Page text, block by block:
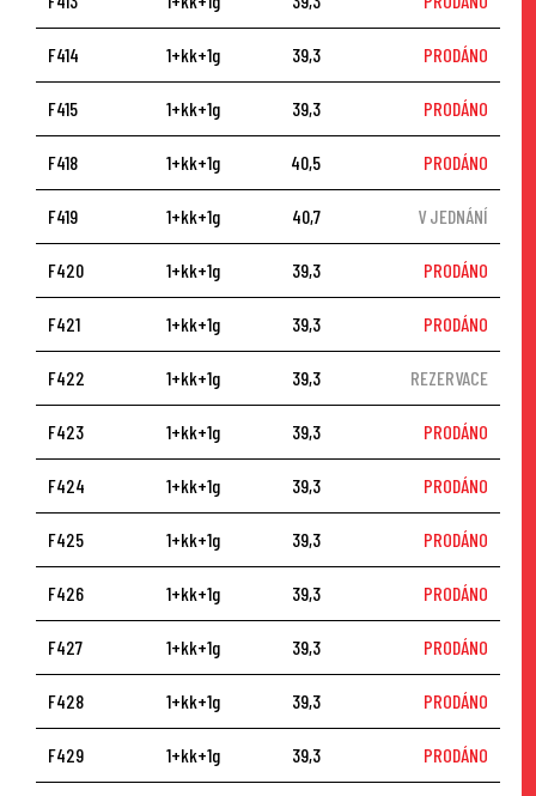
F414 1+kk+1g 39,3 PRODÁNO
F415 1+kk+1g 39,3 PRODÁNO
F418 1+kk+1g 40,5 PRODÁNO
F419 1+kk+1g 40,7 V JEDNÁNÍ
F420 1+kk+1g 39,3 PRODÁNO
F421 1+kk+1g 39,3 PRODÁNO
F422 1+kk+1g 39,3 REZERVACE
F423 1+kk+1g 39,3 PRODÁNO
F424 1+kk+1g 39,3 PRODÁNO
F425 1+kk+1g 39,3 PRODÁNO
F426 1+kk+1g 39,3 PRODÁNO
F427 1+kk+1g 39,3 PRODÁNO
F428 1+kk+1g 39,3 PRODÁNO
F429 1+kk+1g 39,3 PRODÁNO